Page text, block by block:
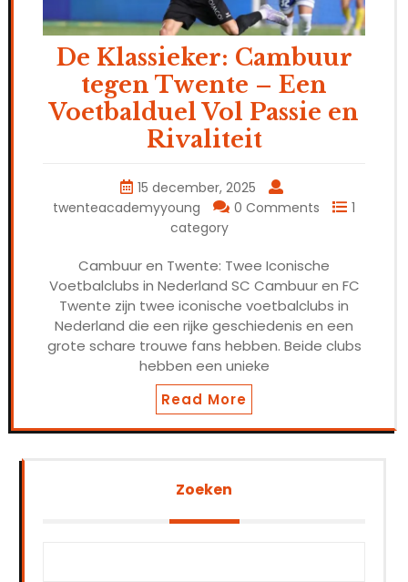
De Klassieker: Cambuur
tegen Twente – Een
Voetbalduel Vol Passie en
Rivaliteit
15 december, 2025
twenteacademyyoung
0 Comments
1
category
Cambuur en Twente: Twee Iconische
Voetbalclubs in Nederland SC Cambuur en FC
Twente zijn twee iconische voetbalclubs in
Nederland die een rijke geschiedenis en een
grote schare trouwe fans hebben. Beide clubs
hebben een unieke
Read More
Zoeken